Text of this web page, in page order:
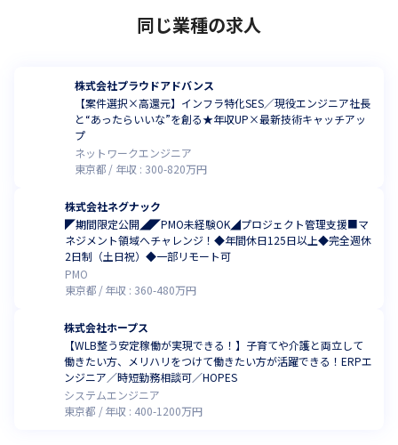
同じ業種の求人
株式会社プラウドアドバンス
【案件選択×高還元】インフラ特化SES／現役エンジニア社長
と“あったらいいな”を創る★年収UP×最新技術キャッチアッ
プ
ネットワークエンジニア
東京都
年収 : 300-820万円
株式会社ネグナック
◤期間限定公開◢◤PMO未経験OK◢プロジェクト管理支援■マ
ネジメント領域へチャレンジ！◆年間休日125日以上◆完全週休
2日制（土日祝）◆一部リモート可
PMO
東京都
年収 : 360-480万円
株式会社ホープス
【WLB整う安定稼働が実現できる！】子育てや介護と両立して
働きたい方、メリハリをつけて働きたい方が活躍できる！ERPエ
ンジニア／時短勤務相談可／HOPES
システムエンジニア
東京都
年収 : 400-1200万円